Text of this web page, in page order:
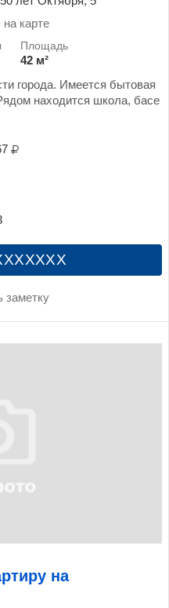
карте
42 м²
города. Имеется бытовая
находится школа, басе
заметку
на